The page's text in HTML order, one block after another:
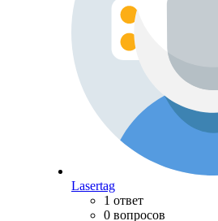
Lasertag
1 ответ
0 вопросов